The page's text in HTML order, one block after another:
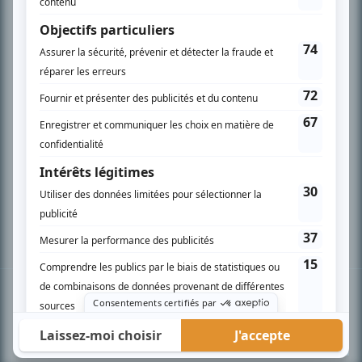
Liste des oeuvres
Termes et conditions
Politique de confidentialité
Gestion du consentement
© BIZZ Média